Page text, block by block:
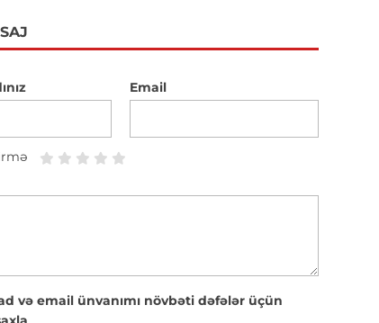
Email
və email ünvanımı növbəti dəfələr üçün